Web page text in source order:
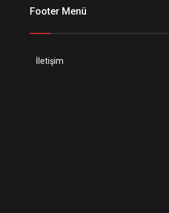
Footer Menü
İletişim